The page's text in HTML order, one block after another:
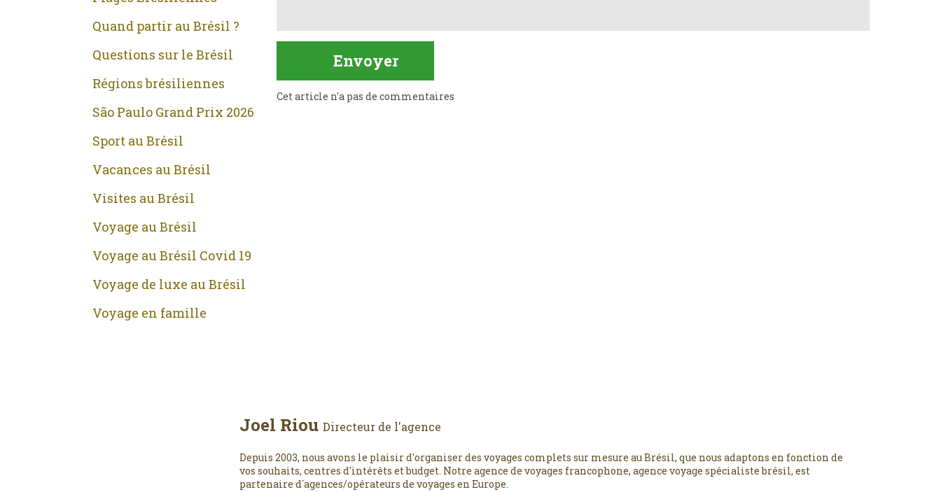
Quand partir au Brésil ?
Questions sur le Brésil
Régions brésiliennes
São Paulo Grand Prix 2026
Sport au Brésil
Vacances au Brésil
Visites au Brésil
Voyage au Brésil
Voyage au Brésil Covid 19
Voyage de luxe au Brésil
Voyage en famille
Cet article n'a pas de commentaires
Joel Riou Directeur de l'agence
Depuis 2003, nous avons le plaisir d'organiser des voyages complets sur mesure au Brésil, que nous adaptons en fonction de
vos souhaits, centres d'intérêts et budget. Notre agence de voyages francophone, agence voyage spécialiste brésil, est
partenaire d´agences/opérateurs de voyages en Europe.